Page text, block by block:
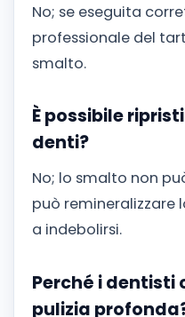
No; se eseguita
professionale del
smalto.
È possibile
denti?
No; lo smalto non
può remineralizzare
a indebolirsi.
Perché i dentisti
pulizia